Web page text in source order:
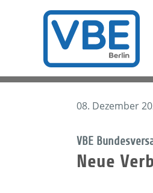
08. Dezember
VBE
Neue